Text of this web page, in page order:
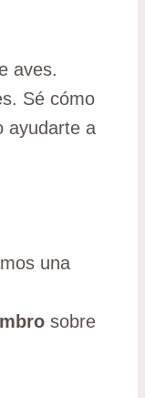
aves.
Sé cómo
ayudarte a
una
sobre